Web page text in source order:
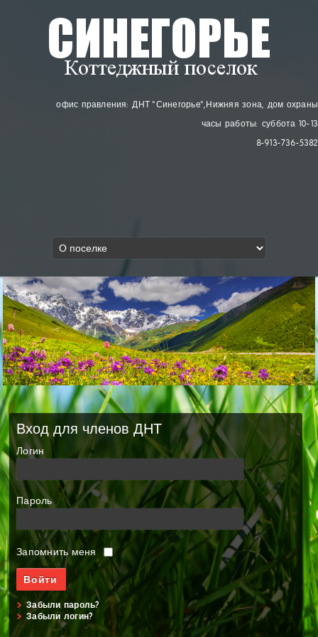
офис правления: ДНТ "Синегорье", Нижняя зона, дом охраны
часы работы: суббота 10-13
8-913-736-5382
Вход для членов ДНТ
Логин
Пароль
Запомнить меня
Забыли пароль?
Забыли логин?